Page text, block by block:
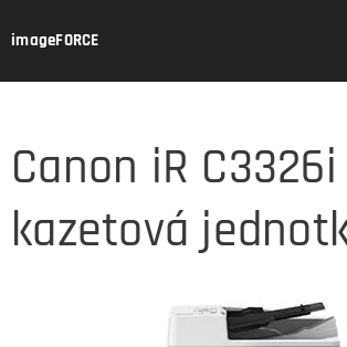
imageFORCE
Canon iR C3326i
kazetová